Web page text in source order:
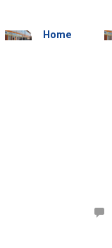
Home